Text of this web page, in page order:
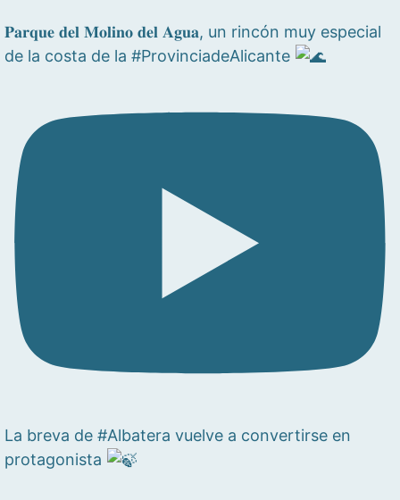
𝐏𝐚𝐫𝐪𝐮𝐞 𝐝𝐞𝐥 𝐌𝐨𝐥𝐢𝐧𝐨 𝐝𝐞𝐥 𝐀𝐠𝐮𝐚, un rincón muy especial
de la costa de la #ProvinciadeAlicante
La breva de #Albatera vuelve a convertirse en
protagonista